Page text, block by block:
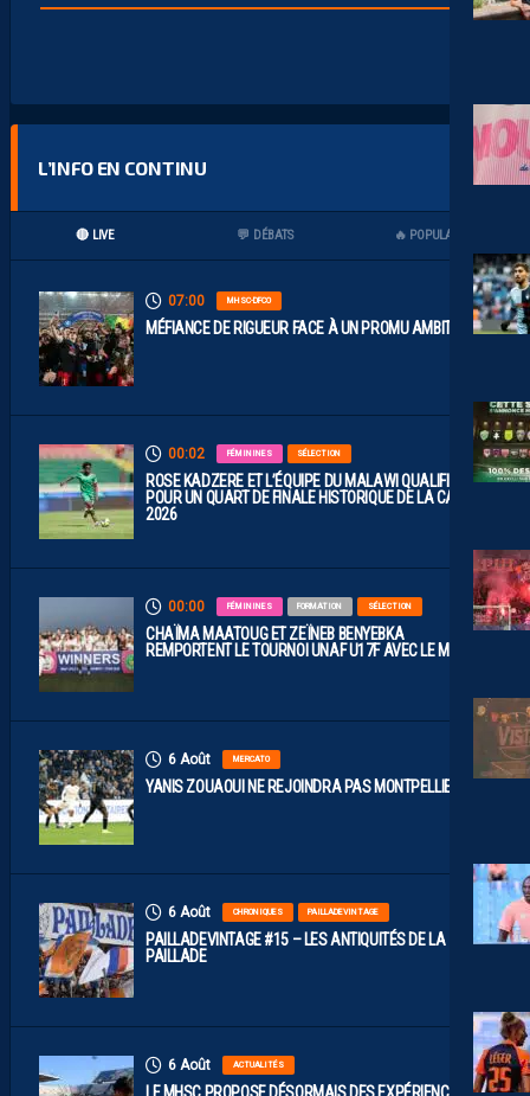
L’INFO EN CONTINU
🔴 LIVE 💬 DÉBATS 🔥 POPULAIRES
07:00 MHSC-DFCO
MÉFIANCE DE RIGUEUR FACE À UN PROMU AMBITIEUX
00:02 FÉMININES SÉLECTION
ROSE KADZERE ET L’ÉQUIPE DU MALAWI QUALIFIÉES
POUR UN QUART DE FINALE HISTORIQUE DE LA CAN
2026
00:00 FÉMININES FORMATION SÉLECTION
CHAÏMA MAATOUG ET ZEÏNEB BENYEBKA
REMPORTENT LE TOURNOI UNAF U17F AVEC LE MAROC
6 Août MERCATO
YANIS ZOUAOUI NE REJOINDRA PAS MONTPELLIER…
6 Août CHRONIQUES PAILLADEVINTAGE
PAILLADEVINTAGE #15 – LES ANTIQUITÉS DE LA
PAILLADE
6 Août ACTUALITÉS
LE MHSC PROPOSE DÉSORMAIS DES EXPÉRIENCES